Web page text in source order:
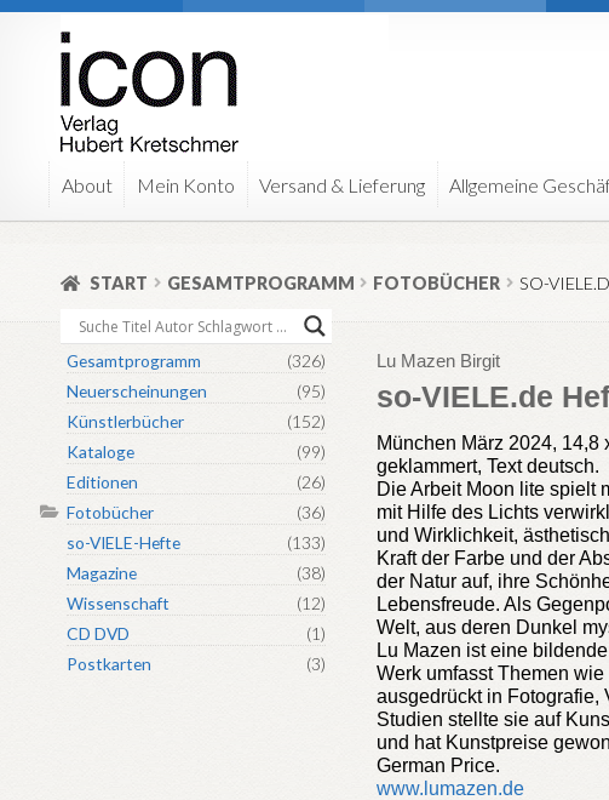
Zur
Navigation
springen
Zum
Inhalt
springen
About Mein Konto Versand & Lieferung Allgemeine
START GESAMTPROGRAMM FOTOBÜCHER SO-
Lu Mazen Birgit
so-VIELE.de
München März 2024,
geklammert, Text deutsch.
Die Arbeit Moon lite spielt
mit Hilfe des Lichts
und Wirklichkeit,
Kraft der Farbe und der
der Natur auf, ihre
Lebensfreude. Als
Welt, aus deren Dunkel
Lu Mazen ist eine
Werk umfasst Themen
ausgedrückt in
Studien stellte sie auf
und hat Kunstpreise
German Price.
www.lumazen.de
Gesamtprogramm
(326)
Neuerscheinungen
(95)
Künstlerbücher
(152)
Kataloge
(99)
Editionen
(26)
Fotobücher
(36)
so-VIELE-Hefte
(133)
Magazine
(38)
Wissenschaft
(12)
CD DVD
(1)
Postkarten
(3)